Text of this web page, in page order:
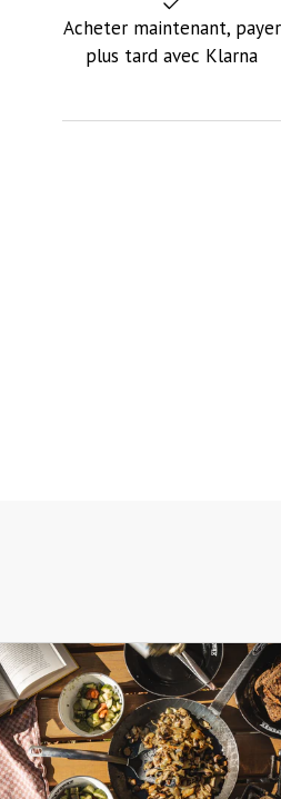
Acheter maintenant, payer
plus tard avec Klarna